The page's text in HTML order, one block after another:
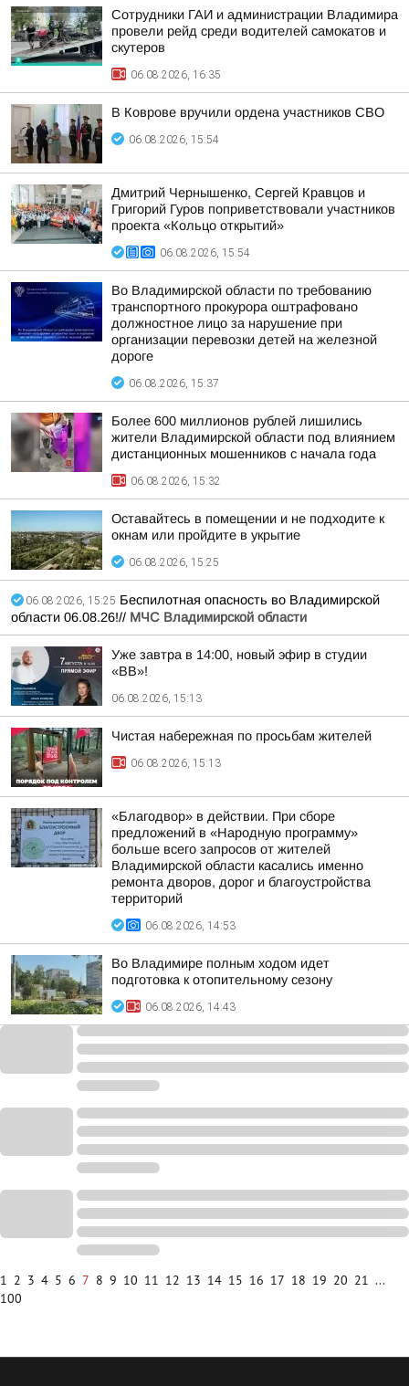
Сотрудники ГАИ и администрации Владимира
провели рейд среди водителей самокатов и
скутеров
06.08.2026, 16:35
В Коврове вручили ордена участников СВО
06.08.2026, 15:54
Дмитрий Чернышенко, Сергей Кравцов и
Григорий Гуров поприветствовали участников
проекта «Кольцо открытий»
06.08.2026, 15:54
Во Владимирской области по требованию
транспортного прокурора оштрафовано
должностное лицо за нарушение при
организации перевозки детей на железной
дороге
06.08.2026, 15:37
Более 600 миллионов рублей лишились
жители Владимирской области под влиянием
дистанционных мошенников с начала года
06.08.2026, 15:32
Оставайтесь в помещении и не подходите к
окнам или пройдите в укрытие
06.08.2026, 15:25
06.08.2026, 15:25 Беспилотная опасность во Владимирской
области 06.08.26!// МЧС Владимирской области
Уже завтра в 14:00, новый эфир в студии
«ВВ»!
06.08.2026, 15:13
Чистая набережная по просьбам жителей
06.08.2026, 15:13
«Благодвор» в действии. При сборе
предложений в «Народную программу»
больше всего запросов от жителей
Владимирской области касались именно
ремонта дворов, дорог и благоустройства
территорий
06.08.2026, 14:53
Во Владимире полным ходом идет
подготовка к отопительному сезону
06.08.2026, 14:43
1 2 3 4 5 6 7 8 9 10 11 12 13 14 15 16 17 18 19 20 21 ...
100